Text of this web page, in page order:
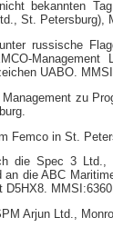
bekannten
St. Petersburg),
russische
UABO.
zu
Femco in St.
die Spec 3
an die ABC
D5HX8.
Arjun Ltd.,